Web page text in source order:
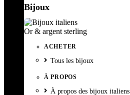
Bijoux
Or & argent sterling
ACHETER
Tous les bijoux
À PROPOS
À propos des bijoux italiens